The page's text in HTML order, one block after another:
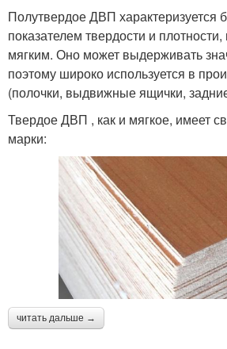
Полутвердое ДВП характеризуется
показателем твердости и
мягким. Оно может выдерживать
поэтому широко используется в
(полочки, выдвижные ящички,
Твердое ДВП , как и мягкое, имеет
марки:
читать дальше →